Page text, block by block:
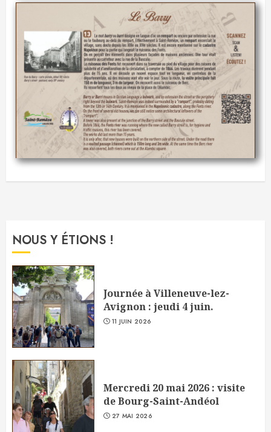
NOUS Y ÉTIONS !
Journée à Villeneuve-lez-
Avignon : jeudi 4 juin.
11 JUIN 2026
Mercredi 20 mai 2026 : visite
de Bourg-Saint-Andéol
27 MAI 2026